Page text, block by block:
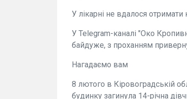
У лікарні не вдалося
У Telegram-каналі "Око
байдуже, з проханням
Нагадаємо вам
8 лютого в Кіровоградській
будинку загинула 14-річна